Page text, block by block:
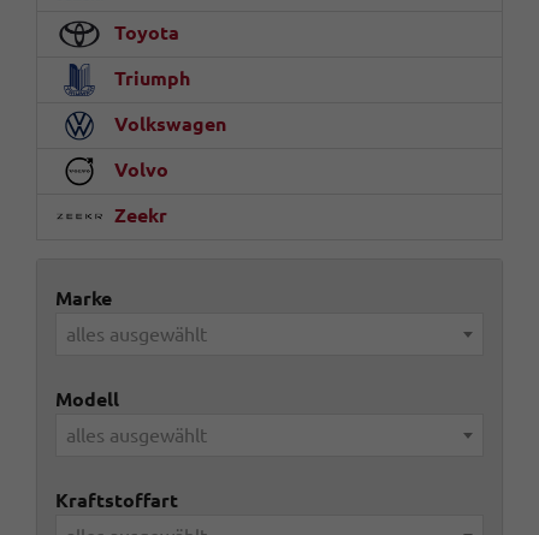
Toyota
Triumph
Volkswagen
Volvo
Zeekr
Marke
alles ausgewählt
Modell
alles ausgewählt
Kraftstoffart